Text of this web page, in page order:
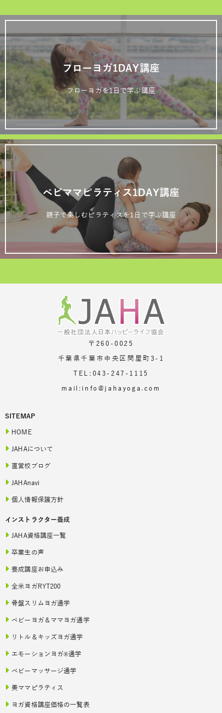
フローヨガ1DAY講座
フローヨガを1日で学ぶ講座
ベビママピラティス1DAY講座
親子で楽しむピラティスを1日で学ぶ講座
〒260-0025
千葉県千葉市中央区問屋町3-1
TEL:043-247-1115
mail:info@jahayoga.com
SITEMAP
HOME
JAHAについて
直営校ブログ
JAHAnavi
個人情報保護方針
インストラクター養成
JAHA資格講座一覧
卒業生の声
養成講座お申込み
全米ヨガRYT200
骨盤スリムヨガ通学
ベビーヨガ＆ママヨガ通学
リトル＆キッズヨガ通学
エモーションヨガ®通学
ベビーマッサージ通学
美ママピラティス
ヨガ資格講座価格の一覧表